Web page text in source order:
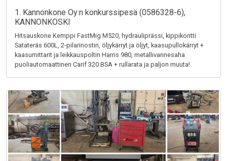
1. Kannonkone Oy:n konkurssipesä (0586328-6),
KANNONKOSKI
Hitsauskone Kemppi FastMig M520, hydrauliprässi, kippikontti
Satateräs 600L, 2-pilarinostin, öljykärryt ja öljyt, kaasupullokärryt +
kaasumittarit ja leikkauspoltin Harris 980, metallivannesaha
puoliautomaattinen Carif 320 BSA + rullarata ja paljon muuta!